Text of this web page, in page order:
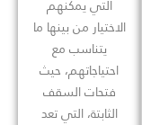
التي يمكنهم
الاختيار من بينها ما
يتناسب مع
احتياجاتهم، حيث
فتحات السقف
الثابتة، التي تعد